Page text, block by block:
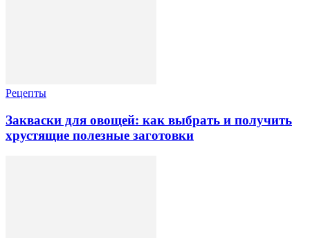
Рецепты
Закваски для овощей: как выбрать и получить
хрустящие полезные заготовки